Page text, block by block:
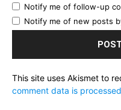
Notify me of follow-up
Notify me of new posts
This site uses Akismet to
comment data is